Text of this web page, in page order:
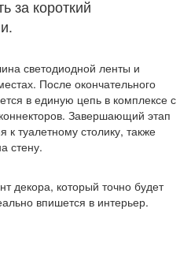
за короткий
светодиодной ленты и
После окончательного
в единую цепь в комплексе с
Завершающий этап
к туалетному столику, также
стену.
декора, который точно будет
впишется в интерьер.